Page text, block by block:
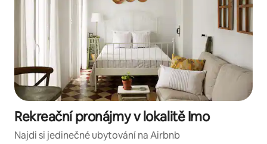
Rekreační pronájmy v lokalitě Imo
Najdi si jedinečné ubytování na Airbnb